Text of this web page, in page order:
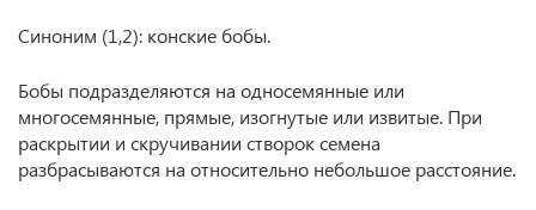
Синоним (1,2): конские бобы.
Бобы подразделяются на односемянные или
многосемянные, прямые, изогнутые или извитые. При
раскрытии и скручивании створок семена
разбрасываются на относительно небольшое расстояние.